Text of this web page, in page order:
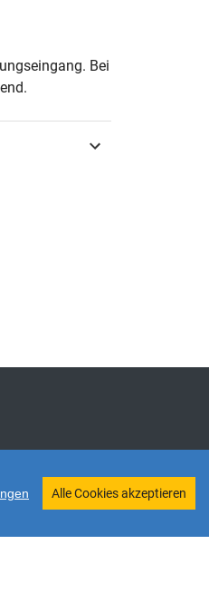
Bei
Alle Cookies akzeptieren